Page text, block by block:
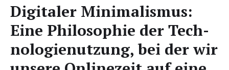
Digi­ta­ler Mini­ma­lis­mus:
Eine Phi­lo­so­phie der Tech­
no­lo­gie­nut­zung, bei der wir